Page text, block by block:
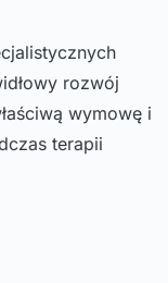
rozwój
wymowę i
terapii